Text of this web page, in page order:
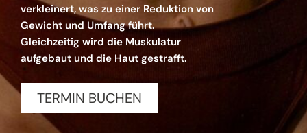
verkleinert, was zu einer Reduktion von
Gewicht und Umfang führt.
Gleichzeitig wird die Muskulatur
aufgebaut und die Haut gestrafft.
TERMIN BUCHEN